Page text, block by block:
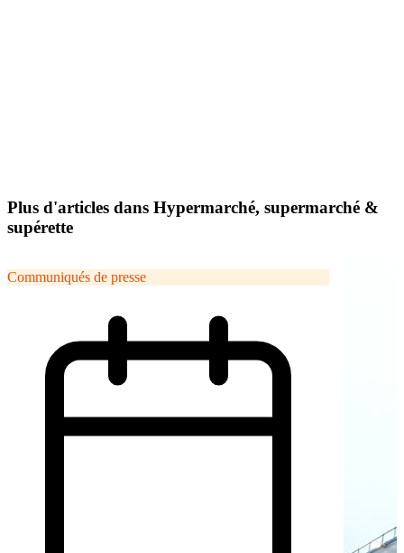
Plus d'articles dans Hypermarché, supermarché &
supérette
Communiqués de presse